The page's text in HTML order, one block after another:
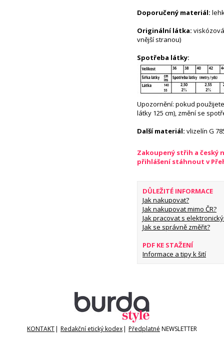
Doporučený materiál:
Originální látka:
vnější stranou)
Spotřeba látky:
Upozornění: pokud
látky 125 cm), změní se
Další materiál: vlizelín G
Zakoupený střih a český
přihlášení stáhnout v
DŮLEŽITÉ INFORMACE
Jak nakupovat?
Jak nakupovat mimo ČR?
Jak pracovat s
Jak se správně změřit?
PDF KE STAŽENÍ
Informace a tipy k šití
KONTAKT| Redakční etický kodex| Předplatné NEWSLETTER